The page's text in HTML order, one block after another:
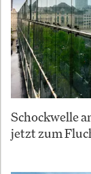
Schockwelle
jetzt zum